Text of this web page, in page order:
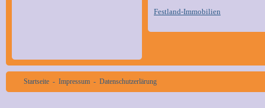
Festland-Immobilien
Startseite - Impressum - Datenschutzerlärung